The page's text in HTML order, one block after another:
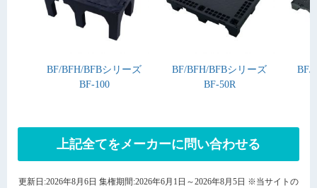
BF/BFH/BFBシリーズ
BF-100
BF/BFH/BFBシリーズ
BF-50R
BF/
上記全てをメーカーに問い合わせる
更新日:2026年8月6日 集権期間:2026年6月1日～2026年8月5日 ※当サイトの